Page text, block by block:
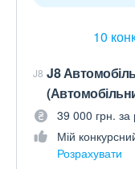
10
J8 J8
39 000 грн. за
Мій
Розрахувати